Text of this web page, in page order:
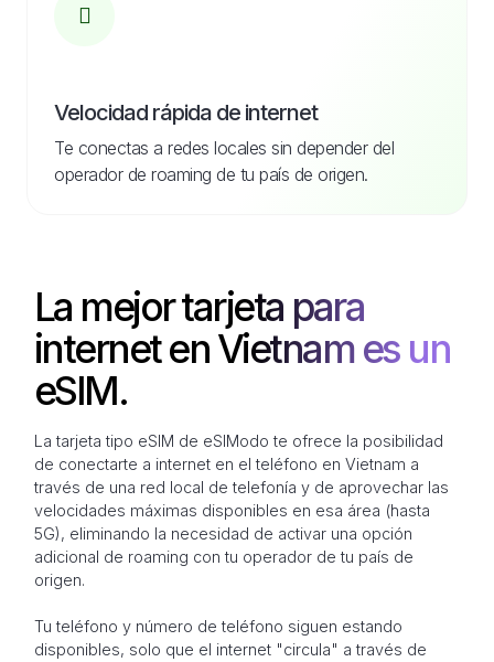
Velocidad rápida de internet
Te conectas a redes locales sin depender del
operador de roaming de tu país de origen.
La mejor tarjeta para
internet en Vietnam es un
eSIM.
La tarjeta tipo eSIM de eSIModo te ofrece la posibilidad
de conectarte a internet en el teléfono en Vietnam a
través de una red local de telefonía y de aprovechar las
velocidades máximas disponibles en esa área (hasta
5G), eliminando la necesidad de activar una opción
adicional de roaming con tu operador de tu país de
origen.
Tu teléfono y número de teléfono siguen estando
disponibles, solo que el internet "circula" a través de